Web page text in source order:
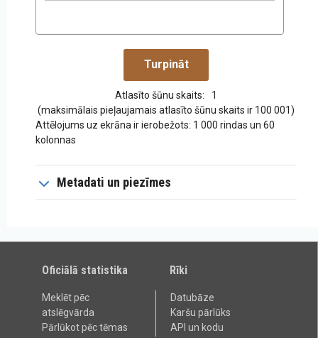
Atlasīto šūnu skaits:
1
(maksimālais pieļaujamais atlasīto šūnu skaits ir 100 001)
Attēlojums uz ekrāna ir ierobežots: 1 000 rindas un 60
kolonnas
Metadati un piezīmes
Oficiālā statistika
Meklēt pēc
atslēgvārda
Pārlūkot pēc tēmas
Rīki
Datubāze
Karšu pārlūks
API un kodu